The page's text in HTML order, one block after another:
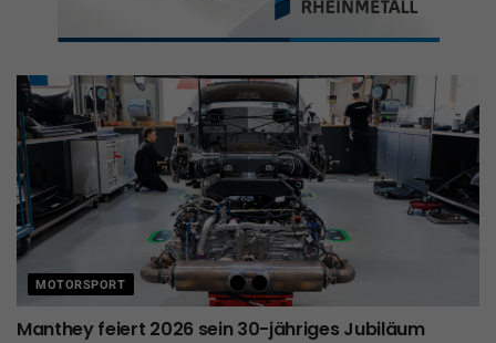
MOTORSPORT
Manthey feiert 2026 sein 30-jähriges Jubiläum